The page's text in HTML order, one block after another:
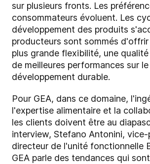
sur plusieurs fronts. Les
consommateurs évoluent. Les
développement des produits
producteurs sont sommés
plus grande flexibilité, une
de meilleures performances sur
développement durable.
Pour GEA, dans ce domaine,
l'expertise alimentaire et la
les clients doivent être au
interview, Stefano Antonini,
directeur de l'unité fonctionnelle
GEA parle des tendances qui